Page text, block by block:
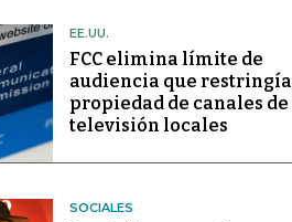
EE.UU.
FCC elimina límite de
audiencia que restringía
propiedad de canales de
televisión locales
SOCIALES